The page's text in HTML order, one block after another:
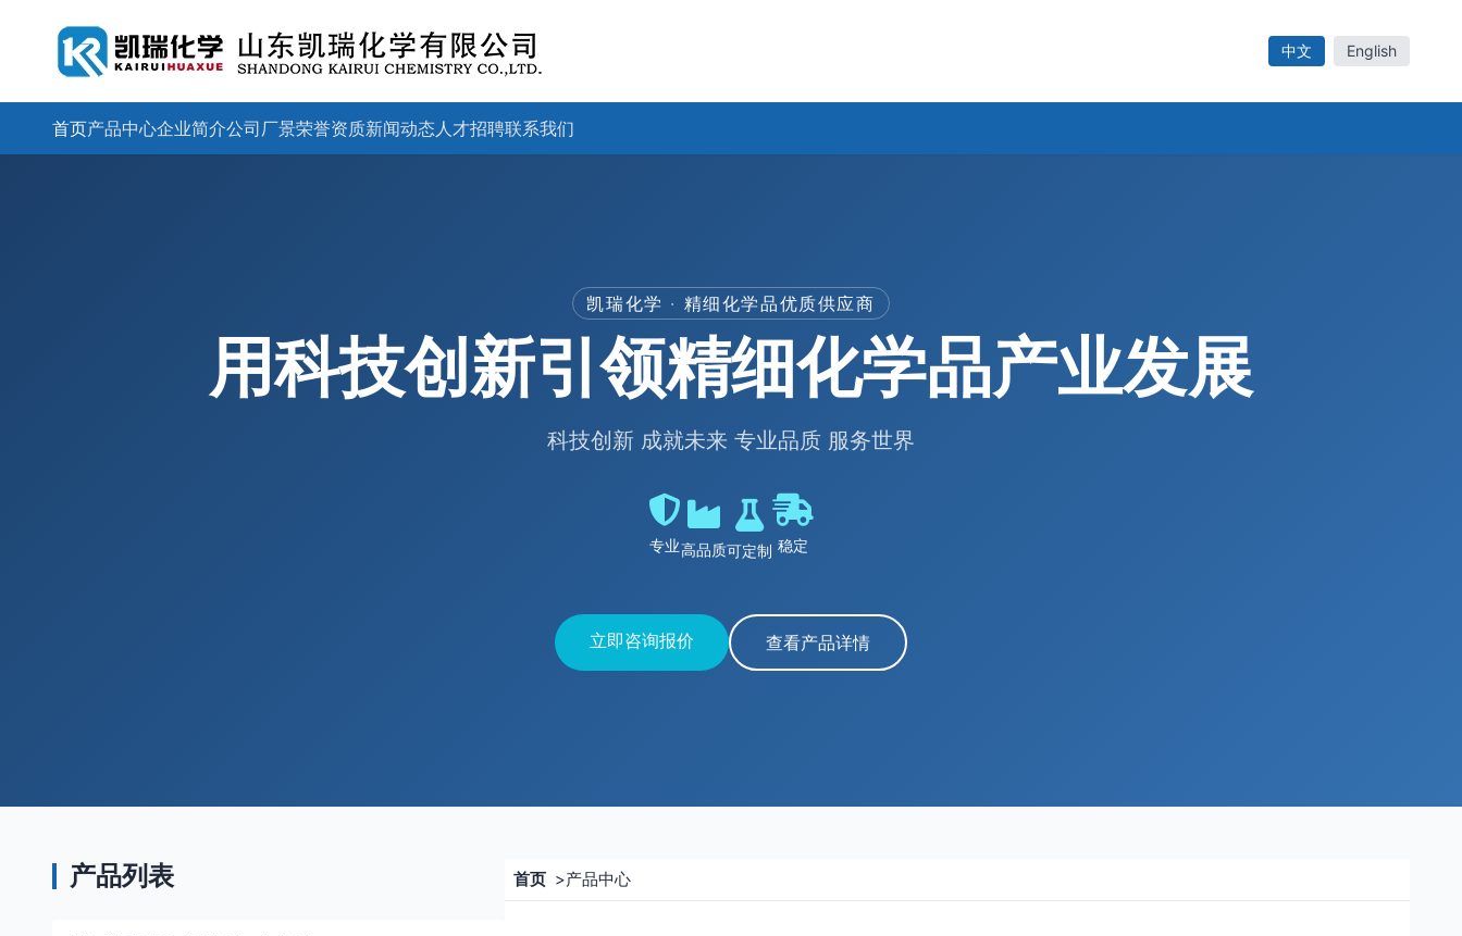
中文 English
首页产品中心企业简介公司厂景荣誉资质新闻动态人才招聘联系我们
凯瑞化学 · 精细化学品优质供应商
用科技创新引领精细化学品产业发展
科技创新 成就未来 专业品质 服务世界
专业高品质可定制 稳定
立即咨询报价 查看产品详情
产品列表 首页 >产品中心